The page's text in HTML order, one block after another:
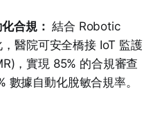
合規： 結合 Robotic
醫院可安全橋接 IoT 監護
，實現 85% 的合規審查
數據自動化脫敏合規率。